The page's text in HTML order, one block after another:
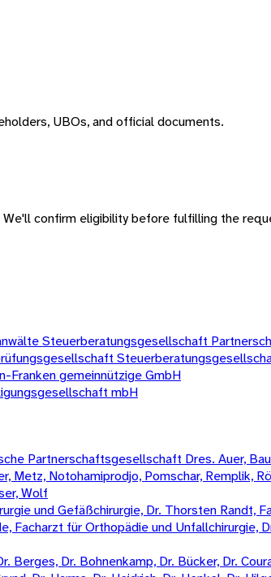
UBOs, and official documents.
confirm eligibility before fulfilling the
Steuerberatungsgesellschaft
Franken gemeinnützige GmbH
mbH
Partnerschaftsgesellschaft Dres. Auer,
Metz, Notohamiprodjo, Pomschar, Remplik,
Wolf
und Gefäßchirurgie, Dr. Thorsten Randt,
Facharzt für Orthopädie und
Dr. Bohnenkamp, Dr. Bücker, Dr.